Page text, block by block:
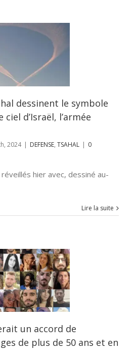
dessinent le symbole
d’Israël, l’armée
2024 | DEFENSE, TSAHAL | 0
hier avec, dessiné au-
Lire la suite
un accord de
de plus de 50 ans et en